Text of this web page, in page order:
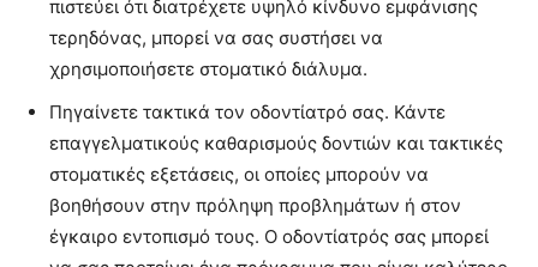
πιστεύει ότι διατρέχετε υψηλό κίνδυνο εμφάνισης
τερηδόνας, μπορεί να σας συστήσει να
χρησιμοποιήσετε στοματικό διάλυμα.
Πηγαίνετε τακτικά τον οδοντίατρό σας. Κάντε
επαγγελματικούς καθαρισμούς δοντιών και τακτικές
στοματικές εξετάσεις, οι οποίες μπορούν να
βοηθήσουν στην πρόληψη προβλημάτων ή στον
έγκαιρο εντοπισμό τους. Ο οδοντίατρός σας μπορεί